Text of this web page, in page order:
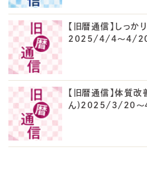
【旧暦通信】しっ
2025/4/4～4/20
【旧暦通信】体質
ん)2025/3/20～